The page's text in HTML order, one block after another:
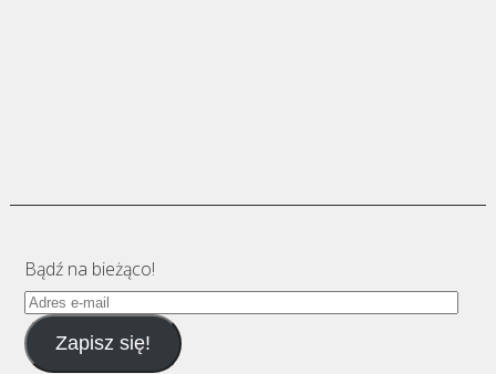
Bądź na bieżąco!
Adres
e-
mailZapisz się!